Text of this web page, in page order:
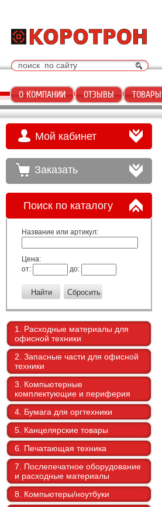
О КОМПАНИИ ОТЗЫВЫ ТОВАРЫ
Мой кабинет
Заказать
Поиск по каталогу
Название или артикул:
Цена:
от:
до:
1. Расходные материалы для
офисной техники
2. Запасные части для офисной
техники
3. Компьютерные
комплектующие и периферия
4. Бумага для оргтехники
5. Канцелярские товары
6. Печатающая техника
7. Послепечатное оборудование
и расходные материалы
8. Компьютеры/ноутбуки